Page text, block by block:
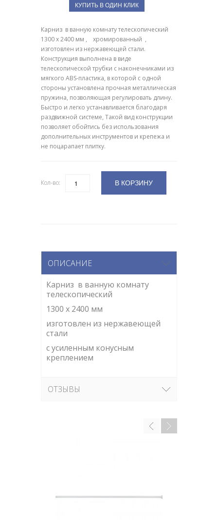
КУПИТЬ В ОДИН КЛИК
Карниз в ванную комнату телескопический
1300 х 2400 мм , хромированный ,
изготовлен из нержавеющей стали.
Конструкция выполнена в виде
телескопической трубки с наконечниками из
мягкого АВS-пластика, в которой с одной
стороны установлена прочная металлическая
пружина, позволяющая регулировать длину.
Быстро и легко устанавливается благодаря
раздвижной системе, Такой вид конструкции
позволяет обойтись без использования
дополнительных инструментов и крепежа и
не поцарапает плитку.
Кол-во: Количество В КОРЗИНУ
ОПИСАНИЕ
Карниз в ванную комнату
телескопический
1300 х 2400 мм
изготовлен из нержавеющей
стали
с усиленным конусным
креплением
ОТЗЫВЫ